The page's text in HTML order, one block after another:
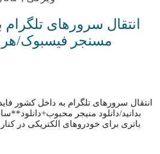
انتقال سرورهای
بدانید/دانلود منیجر
باتری برای خودروهای الکتریکی در